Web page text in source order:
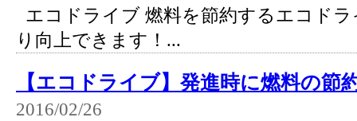
エコドライブ 燃料を節約するエコド
り向上できます！...
【エコドライブ】発進時に燃料の節
2016/02/26